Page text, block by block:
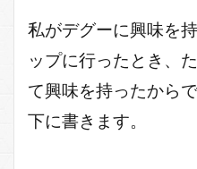
私がデグーに興味を
ップに行ったとき、
て興味を持ったから
下に書きます。